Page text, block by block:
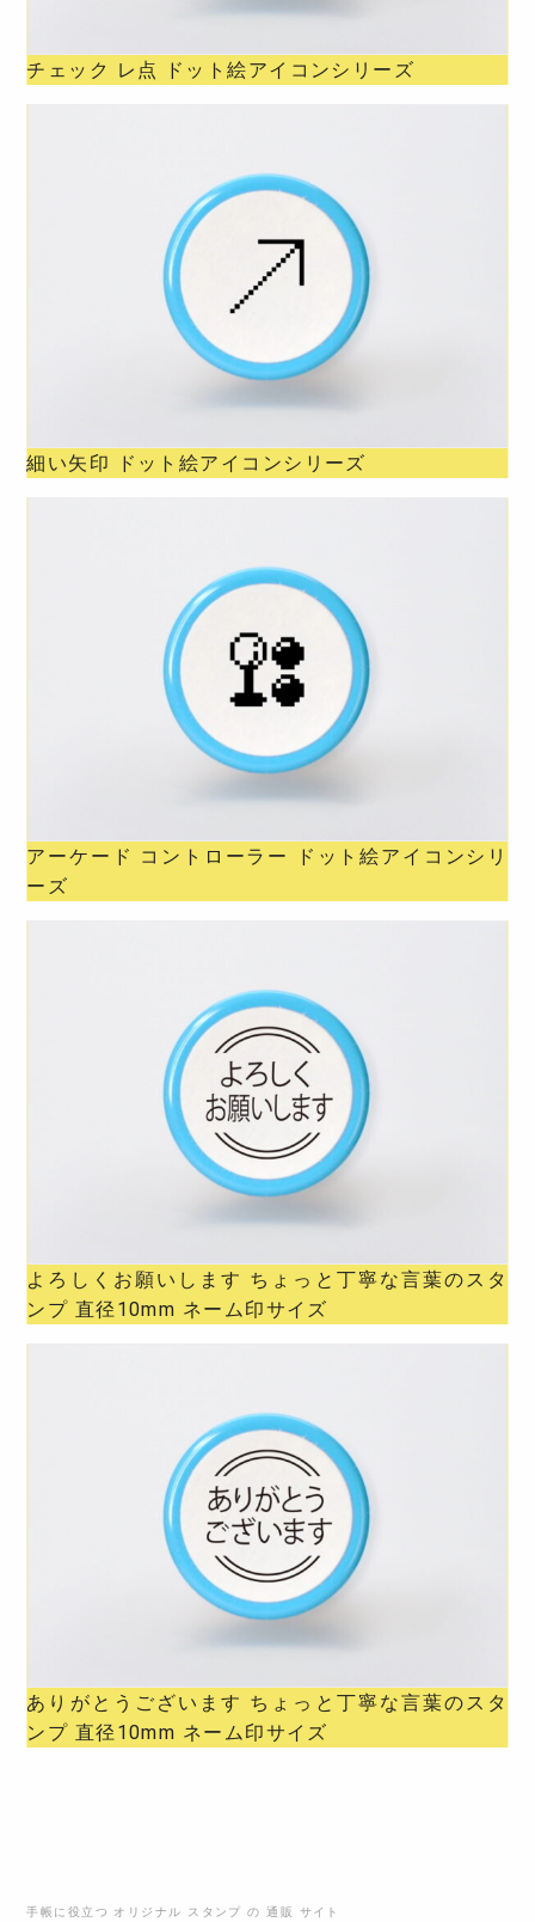
チェック レ点 ドット絵アイコンシリーズ
細い矢印 ドット絵アイコンシリーズ
アーケード コントローラー ドット絵アイコンシリ
ーズ
よろしくお願いします ちょっと丁寧な言葉のスタ
ンプ 直径10mm ネーム印サイズ
ありがとうございます ちょっと丁寧な言葉のスタ
ンプ 直径10mm ネーム印サイズ
手帳に役立つ オリジナル スタンプ の 通販 サイト